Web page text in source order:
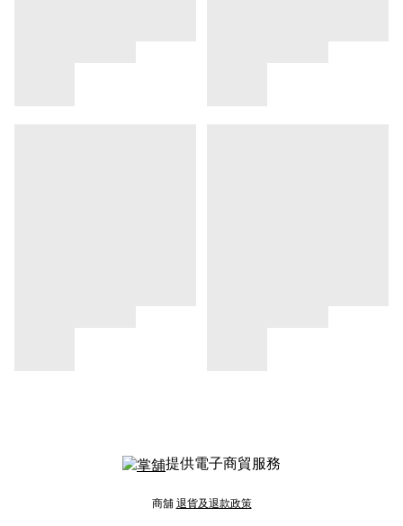
提供電子商貿服務
商舖 退貨及退款政策